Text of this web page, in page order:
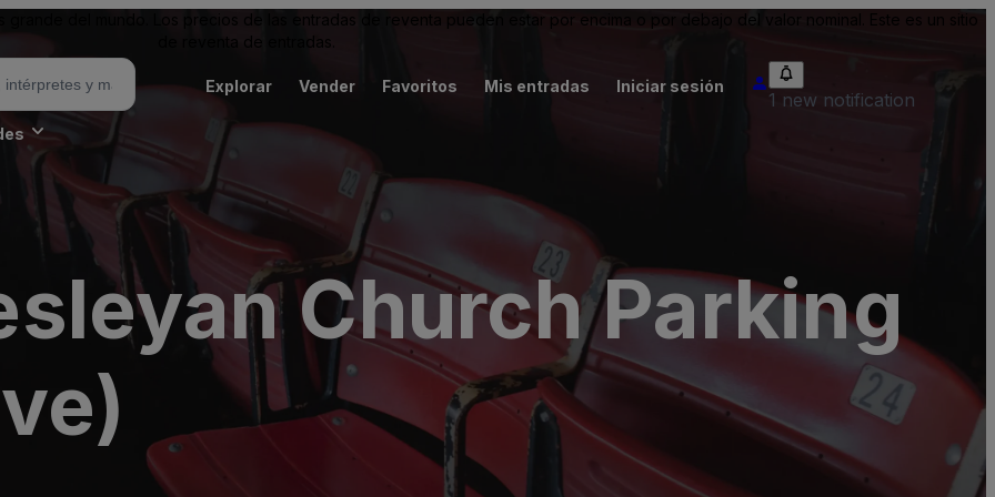
grande del mundo. Los precios de las entradas de reventa pueden estar por encima o por debajo del valor nominal. Este es un sitio
de reventa de entradas.
Explorar Vender Favoritos Mis entradas Iniciar sesión
1 new notification
Church Parking